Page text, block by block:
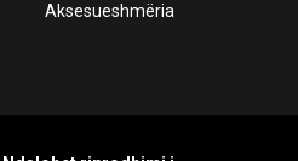
Aksesueshmëria